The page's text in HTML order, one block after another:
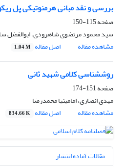
بررسی و نقد مبانی هرمنوتیکی پل
صفحه115-150
سید محمود مرتضوی شاهرودی، ابوالفضل
مشاهده مقاله
اصل مقاله 1.04 M
روش‎شناسی کلامی شهید ثانی
صفحه151-174
مهدی انصاری، امامی‎نیا محمدرضا
مشاهده مقاله
اصل مقاله 834.66 K
مقالات آماده انتشار